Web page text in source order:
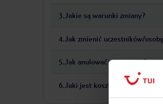
3.Jakie są warunki zmiany?
4.Jak zmienić uczestników/osobę
5.Jak anulować rezerwację?
6.Jaki jest koszt anulacji?